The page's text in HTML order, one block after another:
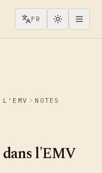
FR
L'EMV
NOTES
l'EMV